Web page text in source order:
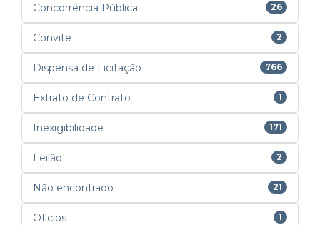
Concorrência Pública 26
Convite 2
Dispensa de Licitação 766
Extrato de Contrato 1
Inexigibilidade 171
Leilão 2
Não encontrado 21
Ofícios 1